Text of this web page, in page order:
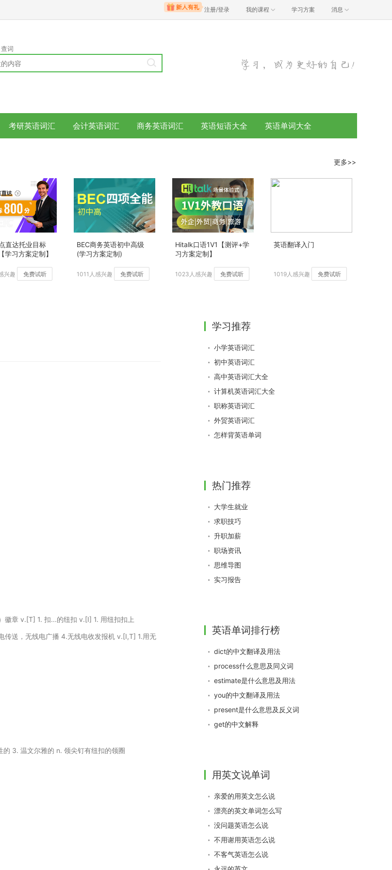
注册/登录 我的课程 学习方案 消息
查词
考研英语词汇 会计英语词汇 商务英语词汇 英语短语大全 英语单词大全
更多>>
直达托业目标
学习方案定制】
兴趣 免费试听
BEC商务英语初中高级
(学习方案定制)
1011人感兴趣 免费试听
Hitalk口语1V1【测评+学
习方案定制】
1023人感兴趣 免费试听
英语翻译入门
1019人感兴趣 免费试听
徽章 v.[T] 1. 扣...的纽扣 v.[I] 1. 用纽扣扣上
传送，无线电广播 4.无线电收发报机 v.[I,T] 1.用无
3. 温文尔雅的 n. 领尖钉有纽扣的领圈
学习推荐
小学英语词汇
初中英语词汇
高中英语词汇大全
计算机英语词汇大全
职称英语词汇
外贸英语词汇
怎样背英语单词
热门推荐
大学生就业
求职技巧
升职加薪
职场资讯
思维导图
实习报告
英语单词排行榜
dict的中文翻译及用法
process什么意思及同义词
estimate是什么意思及用法
you的中文翻译及用法
present是什么意思及反义词
get的中文解释
用英文说单词
亲爱的用英文怎么说
漂亮的英文单词怎么写
没问题英语怎么说
不用谢用英语怎么说
不客气英语怎么说